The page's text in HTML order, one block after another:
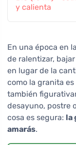
y calienta
En una época en
de ralentizar,
en lugar de la
como la granita
también
desayuno, postre
cosa es segura: la
amarás.